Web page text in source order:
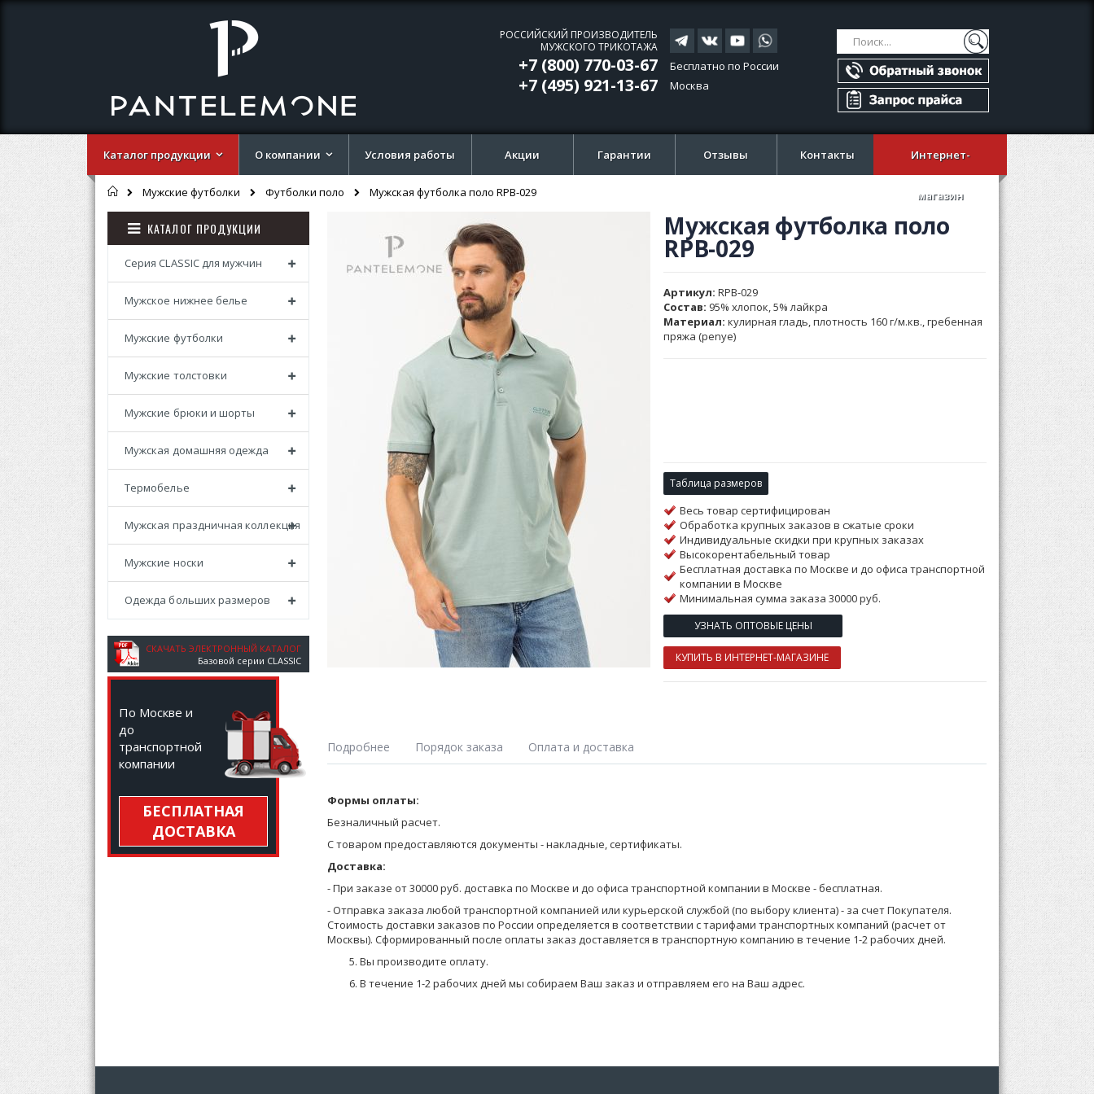
Поиск
Поиск
РОССИЙСКИЙ ПРОИЗВОДИТЕЛЬ
МУЖСКОГО ТРИКОТАЖА
+7 (800) 770-03-67
+7 (495) 921-13-67
Бесплатно по России
Москва
Каталог продукции О компании Условия работы Акции Гарантии Отзывы Контакты Интернет-
магазин
Главная
Мужские футболки Футболки поло
Мужская футболка поло RPB-029
галереи
изображений
галереи
изображений
Мужская футболка поло
RPB-029
Артикул RPB-029
Состав: 95% хлопок, 5% лайкра
Материал: кулирная гладь, плотность 160 г/м.кв., гребенная
пряжа (penye)
Таблица размеров
Весь товар сертифицирован
Обработка крупных заказов в сжатые сроки
Индивидуальные скидки при крупных заказах
Высокорентабельный товар
Бесплатная доставка по Москве и до офиса транспортной
компании в Москве
Минимальная сумма заказа 30000 руб.
УЗНАТЬ ОПТОВЫЕ ЦЕНЫ
КУПИТЬ В ИНТЕРНЕТ-МАГАЗИНЕ
Подробнее
Футболка поло с втачным рукавом, полуприталенного силуэта, с отложным воротником, с манжетами на рукавах, застежка
на пуговицах. На передней детали принт.
Параметры модели: рост – 184см, размер футболки поло – 50.
Порядок заказа
Оставьте заявку на получение Прайса любым удобным для Вас способом:
на сайте;
позвоните по телефону 8-800-770-03-67 (бесплатно по России), 8(495) 921-13-67 (Москва) или 8 (916) 58-544-58;
Мы высылаем Вам бланки заказа с ценами на электронную почту.
Вы формируете заказ в бланках (в формате Эксель) и отправляете его менеджеру или формируете заказ по телефону.
Уточняем детали оплаты и доставки, мы предоставляем Вам скидку в зависимости от суммы заказа, Выставляем счет
на оплату.
Вы производите оплату.
В течение 1-2 рабочих дней мы собираем Ваш заказ и отправляем его на Ваш адрес.
Оплата и доставка
Формы оплаты:
Безналичный расчет.
С товаром предоставляются документы - накладные, сертификаты.
Доставка:
- При заказе от 30000 руб. доставка по Москве и до офиса транспортной компании в Москве -бесплатная.
- Отправка заказа любой транспортной компанией или курьерской службой (по выбору клиента) - за счет Покупателя.
Стоимость доставки заказов по России определяется в соответствии с тарифами транспортных компаний (расчет от
Москвы). Сформированный после оплаты заказ доставляется в транспортную компанию в течение 1-2 рабочих дней.
КАТАЛОГ ПРОДУКЦИИ
Серия CLASSIC для мужчин
Мужское нижнее белье
Мужские футболки
Мужские толстовки
Мужские брюки и шорты
Мужская домашняя одежда
Термобелье
Мужская праздничная коллекция
Мужские носки
Одежда больших размеров
СКАЧАТЬ ЭЛЕКТРОННЫЙ КАТАЛОГ
Базовой серии CLASSIC
По Москве и
до
транспортной
компании
БЕСПЛАТНАЯ
ДОСТАВКА